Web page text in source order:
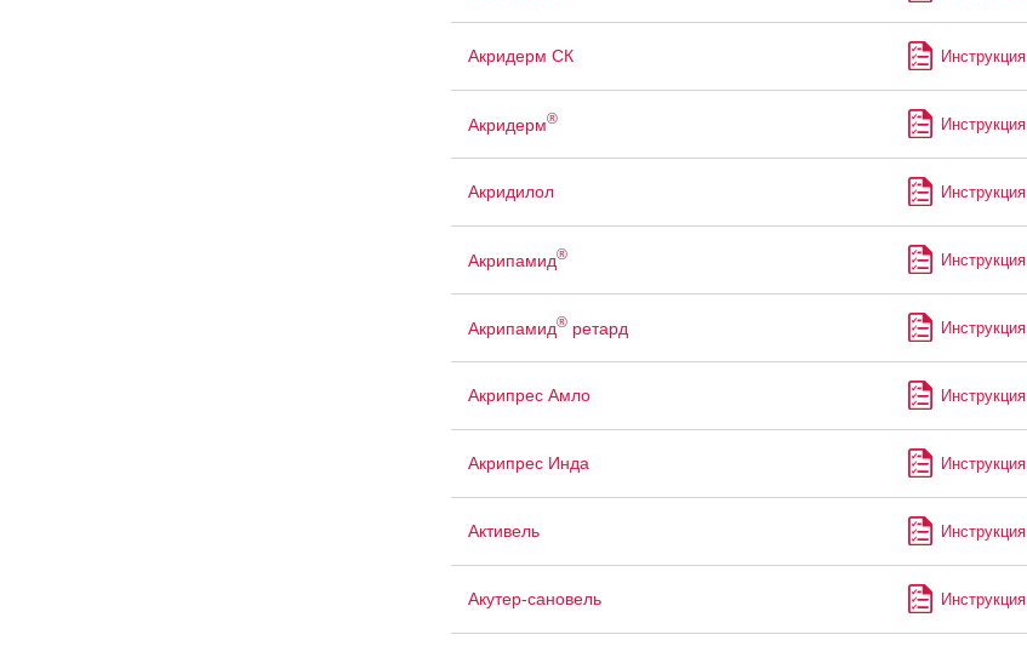
Акридерм СК Инструкция
Акридерм® Инструкция
Акридилол Инструкция
Акрипамид® Инструкция
Акрипамид®ретард Инструкция
Акрипрес Амло Инструкция
Акрипрес Инда Инструкция
Активель Инструкция
Акутер-сановель Инструкция